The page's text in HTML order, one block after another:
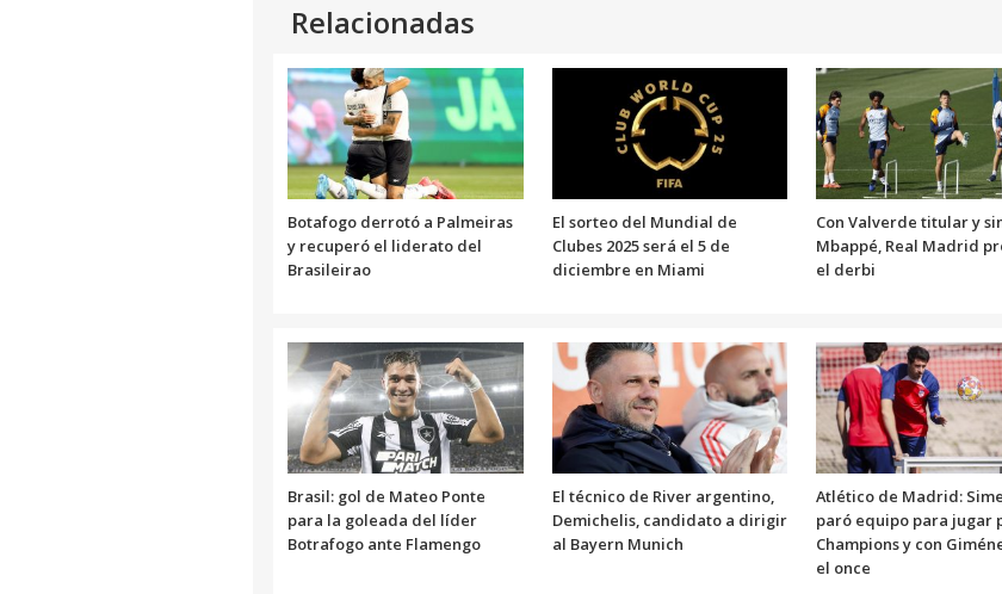
Relacionadas
Botafogo derrotó a Palmeiras
y recuperó el liderato del
Brasileirao
El sorteo del Mundial de
Clubes 2025 será el 5 de
diciembre en Miami
Con Valverde titular y
Mbappé, Real Madrid
el derbi
Brasil: gol de Mateo Ponte
para la goleada del líder
Botrafogo ante Flamengo
El técnico de River argentino,
Demichelis, candidato a dirigir
al Bayern Munich
Atlético de Madrid:
paró equipo para jugar
Champions y con
el once